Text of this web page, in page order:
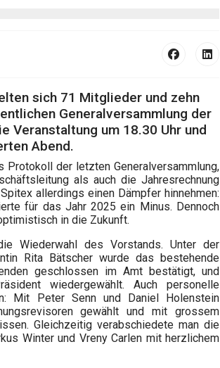
sich 71 Mitglieder und zehn
Generalversammlung der
Veranstaltung um 18.30 Uhr und
Abend.
der letzten Generalversammlung,
als auch die Jahresrechnung
allerdings einen Dämpfer hinnehmen:
für das Jahr 2025 ein Minus. Dennoch
in die Zukunft.
Wiederwahl des Vorstands. Unter der
Rita Bätscher wurde das bestehende
geschlossen im Amt bestätigt, und
wiedergewählt. Auch personelle
Mit Peter Senn und Daniel Holenstein
gewählt und mit grossem
Gleichzeitig verabschiedete man die
Winter und Vreny Carlen mit herzlichem